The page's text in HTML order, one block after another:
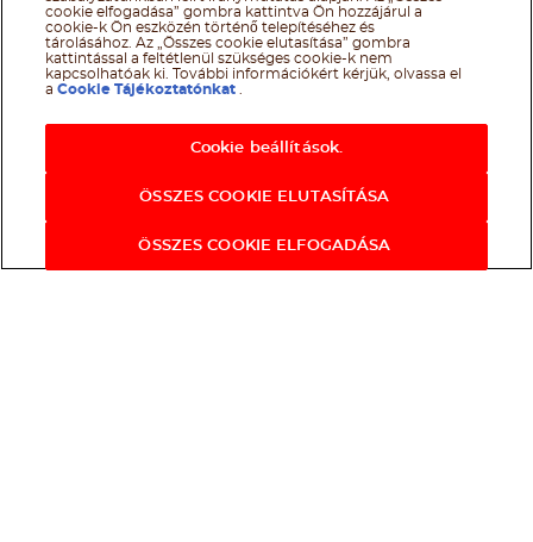
cookie elfogadása” gombra kattintva Ön hozzájárul a
cookie-k Ön eszközén történő telepítéséhez és
tárolásához. Az „Összes cookie elutasítása” gombra
kattintással a feltétlenül szükséges cookie-k nem
kapcsolhatóak ki. További információkért kérjük, olvassa el
aCookie Tájékoztatónkat
Cookie beállítások.
ÖSSZES COOKIE ELUTASÍTÁSA
ÖSSZES COOKIE ELFOGADÁSA